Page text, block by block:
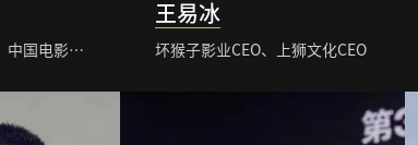
监制、编剧和策划，中国电影导演协会副会长、中国电影家协会科幻工委会会长、北京电影学院导演系教授
王易冰
坏猴子影业CEO、上狮文化CEO